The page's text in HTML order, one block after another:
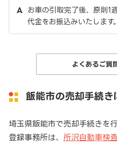
お車の引取完了後、原則1
代金をお振込みいたします。
よくあるご質
飯能市の売却手続き
埼玉県飯能市で売却手続きを
登録事務所は、 所沢自動車検